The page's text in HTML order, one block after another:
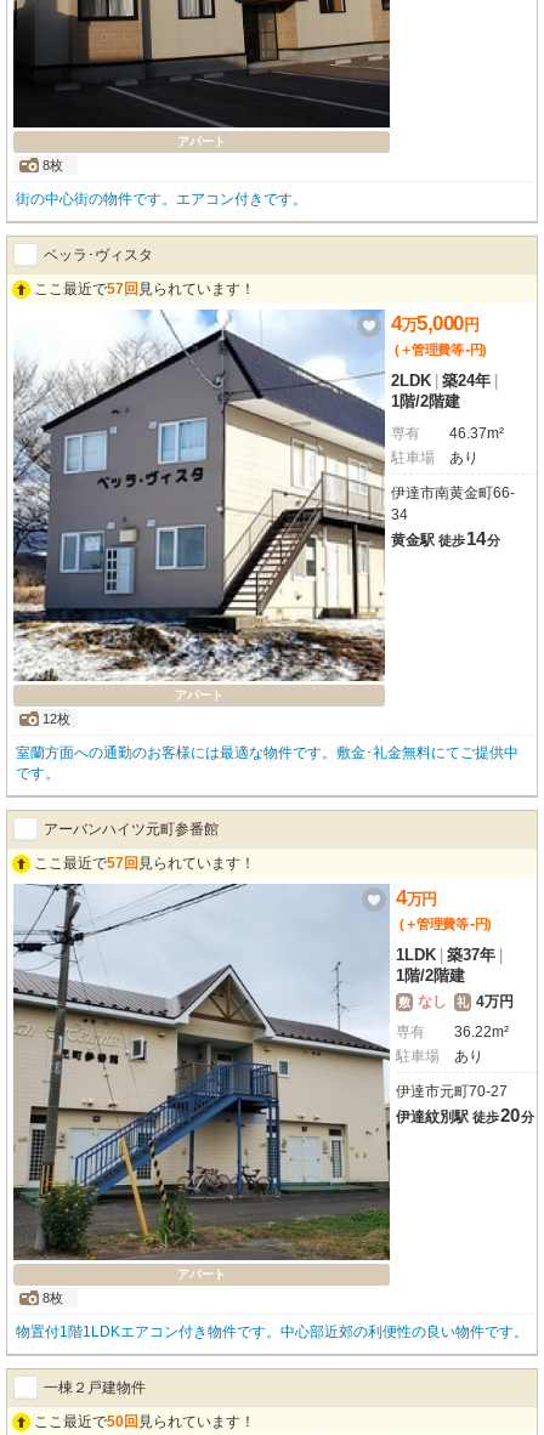
アパート
8枚
街の中心街の物件です。エアコン付きです。
ベッラ･ヴィスタ
ここ最近で57回 見られています！
アパート
12枚
4万5,000円
(＋管理費等-円)
2LDK 築24年
1階/2階建
専有
46.37m²
駐車場
あり
伊達市南黄金町66-
34
黄金駅 徒歩14分
室蘭方面への通勤のお客様には最適な物件です。敷金･礼金無料にてご提供中
です。
アーバンハイツ元町参番館
ここ最近で57回 見られています！
アパート
8枚
4万円
(＋管理費等-円)
1LDK 築37年
1階/2階建
敷 なし 礼 4万円
専有
36.22m²
駐車場
あり
伊達市元町70-27
伊達紋別駅 徒歩20分
物置付1階1LDKエアコン付き物件です。中心部近郊の利便性の良い物件です。
一棟２戸建物件
ここ最近で50回 見られています！